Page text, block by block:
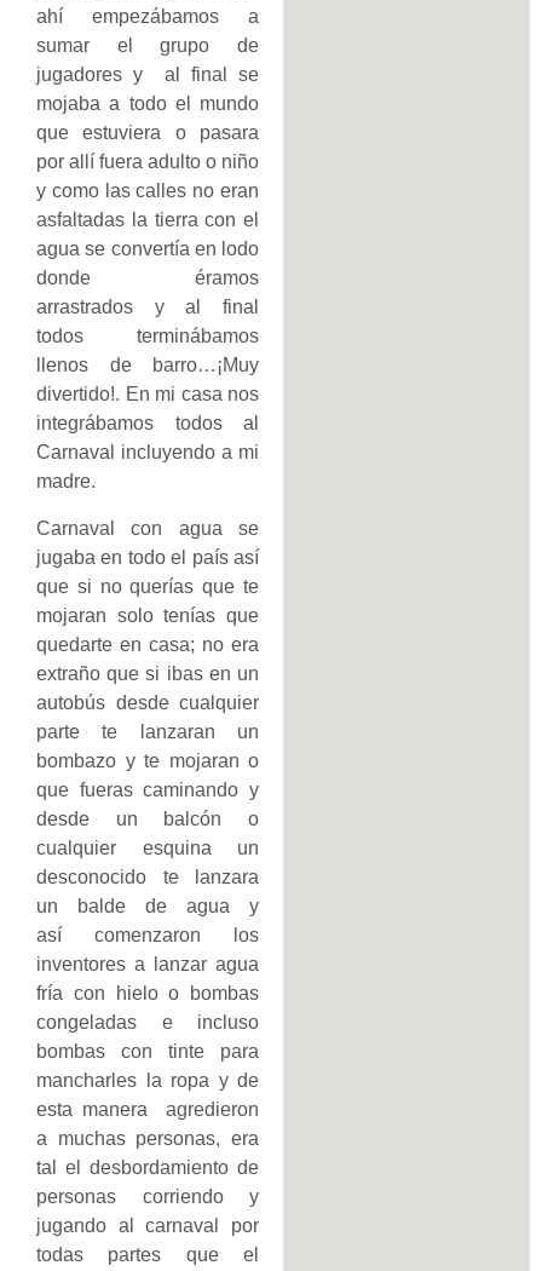
ahí empezábamos a
sumar el grupo de
jugadores y al final se
mojaba a todo el mundo
que estuviera o pasara
por allí fuera adulto o niño
y como las calles no eran
asfaltadas la tierra con el
agua se convertía en lodo
donde éramos
arrastrados y al final
todos terminábamos
llenos de barro…¡Muy
divertido!. En mi casa nos
integrábamos todos al
Carnaval incluyendo a mi
madre.
Carnaval con agua se
jugaba en todo el país así
que si no querías que te
mojaran solo tenías que
quedarte en casa; no era
extraño que si ibas en un
autobús desde cualquier
parte te lanzaran un
bombazo y te mojaran o
que fueras caminando y
desde un balcón o
cualquier esquina un
desconocido te lanzara
un balde de agua y
así comenzaron los
inventores a lanzar agua
fría con hielo o bombas
congeladas e incluso
bombas con tinte para
mancharles la ropa y de
esta manera agredieron
a muchas personas, era
tal el desbordamiento de
personas corriendo y
jugando al carnaval por
todas partes que el